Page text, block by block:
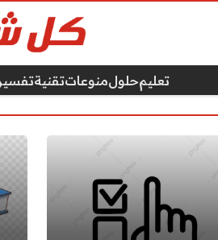
تعليمحلولمنوعاتتقنيةتفسير